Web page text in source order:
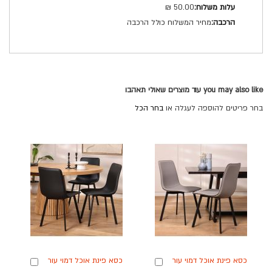
50.00 ₪
מחיר המשלוח כולל הרכבה
you may also like עוד מוצרים שאולי תאהבו
בחר פריטים להוספה לעגלה או בחר הכל
כסא פינת אוכל דמוי עור
הוספה
כסא פינת אוכל דמוי עור
הוספה